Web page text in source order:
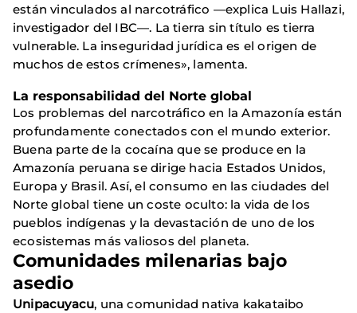
están vinculados al narcotráfico —explica Luis Hallazi,
investigador del IBC—. La tierra sin título es tierra
vulnerable. La inseguridad jurídica es el origen de
muchos de estos crímenes», lamenta.
La responsabilidad del Norte global
Los problemas del narcotráfico en la Amazonía están
profundamente conectados con el mundo exterior.
Buena parte de la cocaína que se produce en la
Amazonía peruana se dirige hacia Estados Unidos,
Europa y Brasil. Así, el consumo en las ciudades del
Norte global tiene un coste oculto: la vida de los
pueblos indígenas y la devastación de uno de los
ecosistemas más valiosos del planeta.
Comunidades milenarias bajo
asedio
Unipacuyacu, una comunidad nativa kakataibo